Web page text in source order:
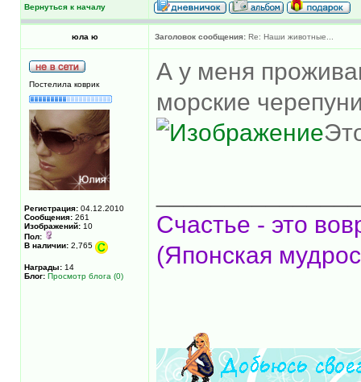
Вернуться к началу
юла ю Заголовок сообщения: Re: Наши животные...
Постелила коврик
Регистрация: 04.12.2010
Сообщения: 261
Изображений: 10
Пол:
В наличии: 2,765
Награды: 14
Блог: Просмотр блога (0)
А у меня
морские
Счастье - это
(Японская